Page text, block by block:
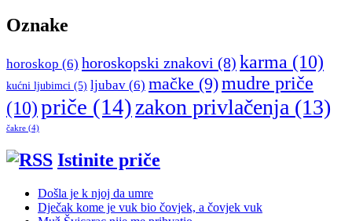
Oznake
horoskop (6) horoskopski znakovi (8) karma (10)
kućni ljubimci (5) ljubav (6) mačke (9)mudre priče
(10)priče (14)zakon privlačenja (13)
čakre (4)
Istinite priče
Došla je k njoj da umre
Dječak kome je vuk bio čovjek, a čovjek vuk